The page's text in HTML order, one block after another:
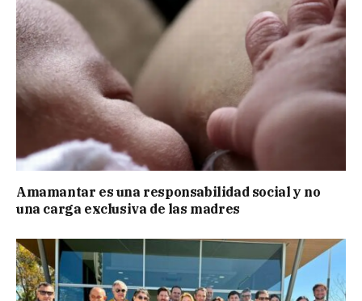
Amamantar es una responsabilidad social y no
una carga exclusiva de las madres